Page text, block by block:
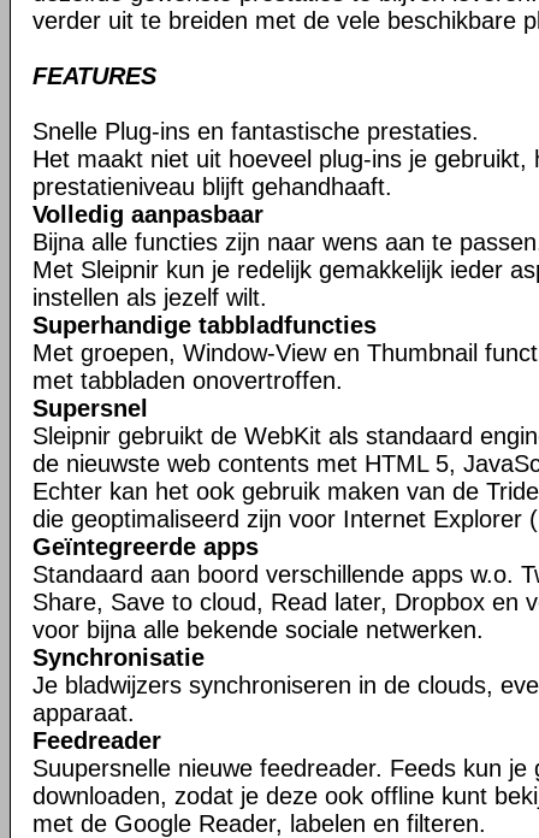
verder uit te breiden met de vele beschikbare
FEATURES
Snelle Plug-ins en fantastische prestaties.
Het maakt niet uit hoeveel plug-ins je gebruikt,
prestatieniveau blijft gehandhaaft.
Volledig aanpasbaar
Bijna alle functies zijn naar wens aan te
Met Sleipnir kun je redelijk gemakkelijk ieder
instellen als jezelf wilt.
Superhandige tabbladfuncties
Met groepen, Window-View en Thumbnail
met tabbladen onovertroffen.
Supersnel
Sleipnir gebruikt de WebKit als standaard
de nieuwste web contents met HTML 5,
Echter kan het ook gebruik maken van de
die geoptimaliseerd zijn voor Internet Explorer
Geïntegreerde apps
Standaard aan boord verschillende apps w.o.
Share, Save to cloud, Read later, Dropbox en
voor bijna alle bekende sociale netwerken.
Synchronisatie
Je bladwijzers synchroniseren in de clouds,
apparaat.
Feedreader
Suupersnelle nieuwe feedreader. Feeds kun je
downloaden, zodat je deze ook offline kunt
met de Google Reader, labelen en filteren.